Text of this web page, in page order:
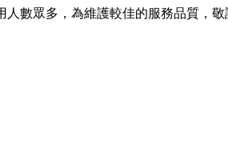
人數眾多，為維護較佳的服務品質，